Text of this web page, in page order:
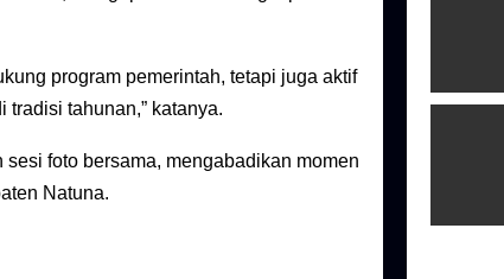
program pemerintah, tetapi juga aktif
tahunan,” katanya.
foto bersama, mengabadikan momen
Natuna.